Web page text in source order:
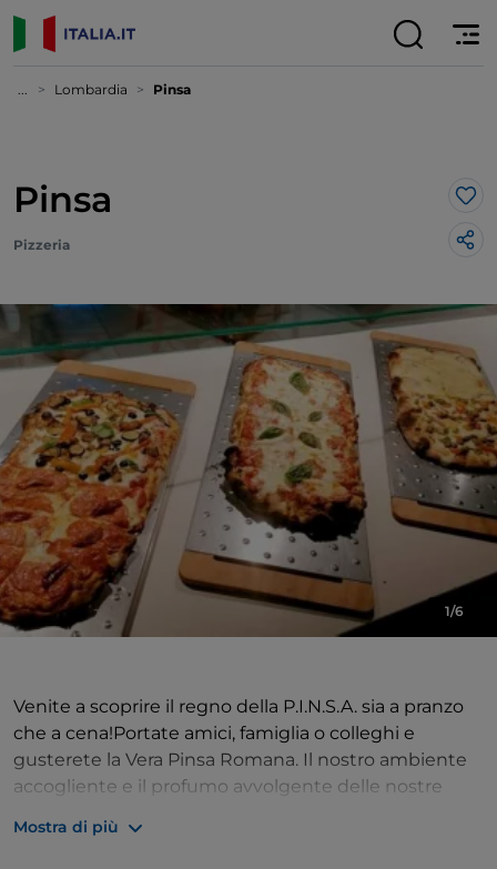
... Lombardia Pinsa
Pinsa
Pizzeria
1/6
Venite a scoprire il regno della P.I.N.S.A. sia a pranzo
che a cena!Portate amici, famiglia o colleghi e
gusterete la Vera Pinsa Romana. Il nostro ambiente
accogliente e il profumo avvolgente delle nostre
è leggera e digeribile, preparata con una base
Mostra di più